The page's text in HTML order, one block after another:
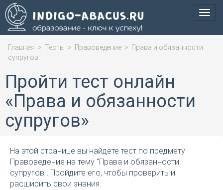
Меню
Главная > Тесты > Правоведение > Права и обязанности
супругов
Пройти тест онлайн
«Права и обязанности
супругов»
На этой странице вы найдете тест по предмету
Правоведение на тему "Права и обязанности
супругов". Пройдите его, чтобы проверить и
расширить свои знания.